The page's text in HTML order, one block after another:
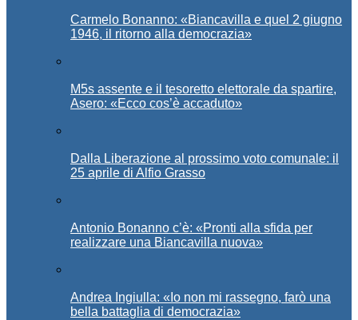
Carmelo Bonanno: «Biancavilla e quel 2 giugno
1946, il ritorno alla democrazia»
M5s assente e il tesoretto elettorale da spartire,
Asero: «Ecco cos’è accaduto»
Dalla Liberazione al prossimo voto comunale: il
25 aprile di Alfio Grasso
Antonio Bonanno c’è: «Pronti alla sfida per
realizzare una Biancavilla nuova»
Andrea Ingiulla: «Io non mi rassegno, farò una
bella battaglia di democrazia»